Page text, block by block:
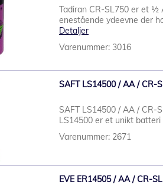
Tadiran CR-SL750 er et ½
enestående ydeevne der
Detaljer
Varenummer: 3016
SAFT LS14500 / AA / CR-
SAFT LS14500 / AA / CR-
LS14500 er et unikt batteri
Varenummer: 2671
EVE ER14505 / AA / CR-